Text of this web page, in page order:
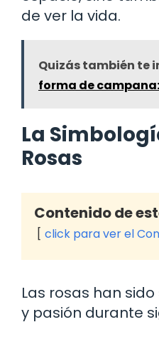
de ver la vida.
Quizás también te
forma de
La
Rosas
Contenido de
click para ver el
Las rosas han
y pasión durante